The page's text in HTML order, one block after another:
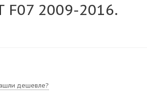
F07 2009-2016.
дешевле?